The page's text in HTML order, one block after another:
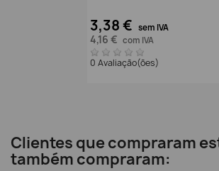
3,38 € sem IVA
4,16 € com IVA
0 Avaliação(ões)
Clientes que compraram
também compraram: